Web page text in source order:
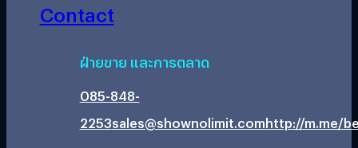
Contact
ฝ่ายขาย และการตลาด
085-848-
2253sales@shownolimit.comhttp://m.me/